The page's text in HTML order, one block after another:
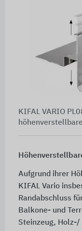
KIFAL VARIO
Aufgrund ihrer
KIFAL Vario
Randabschluss
Balkone- und
Steinzeug, Holz-/